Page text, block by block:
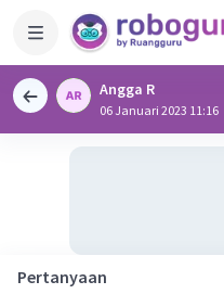
Angga R
06 Januari 2023 11:16
Pertanyaan